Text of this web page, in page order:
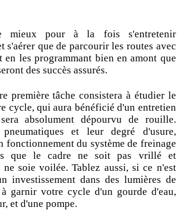
mieux pour à la fois s'entretenir
s'aérer que de parcourir les routes avec
en les programmant bien en amont que
des succès assurés.
première tâche consistera à étudier le
cycle, qui aura bénéficié d'un entretien
absolument dépourvu de rouille.
et leur degré d'usure,
fonctionnement du système de freinage
que le cadre ne soit pas vrillé et
ne soie voilée. Tablez aussi, si ce n'est
investissement dans des lumières de
garnir votre cycle d'un gourde d'eau,
et d'une pompe.